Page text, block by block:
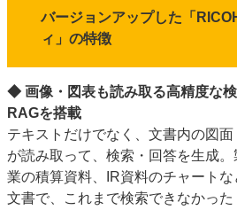
バージョンアップした「
ィ」の特徴
◆ 画像・図表も読み取る高精度な
RAGを搭載
テキストだけでなく、文書内の図
が読み取って、検索・回答を生成
業の積算資料、IR資料のチャート
文書で、これまで検索できなかっ